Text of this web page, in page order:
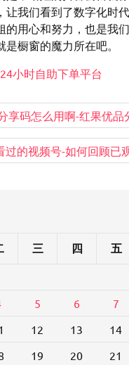
让我们看到了数字化时
的用心和努力，也是我
橱窗的魔力所在吧。
小时自助下单平台
享码怎么用啊-红果优品
过的视频号-如何回顾已
三 四 五
5 6 7
12 13 14
19 20 21